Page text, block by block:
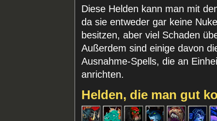
Diese Helden kann man mit
da sie entweder gar keine
besitzen, aber viel Schaden
Außerdem sind einige davon
Ausnahme-Spells, die an
anrichten.
Helden, die man gut